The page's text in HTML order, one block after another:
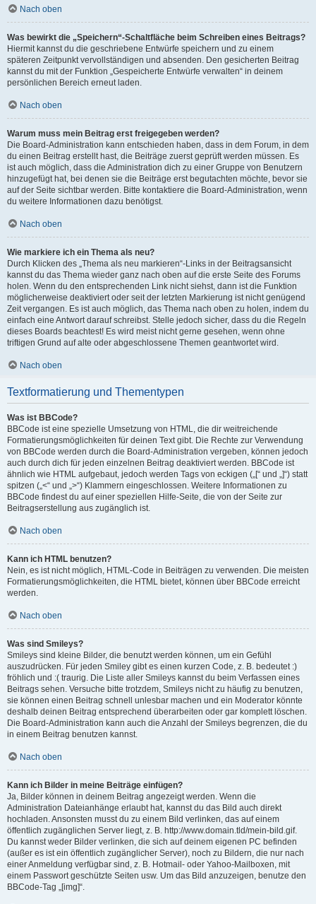
Nach oben
Was bewirkt die „Speichern“-Schaltfläche beim Schreiben eines Beitrags?
Hiermit kannst du die geschriebene Entwürfe speichern und zu einem
späteren Zeitpunkt vervollständigen und absenden. Den gesicherten Beitrag
kannst du mit der Funktion „Gespeicherte Entwürfe verwalten“ in deinem
persönlichen Bereich erneut laden.
Nach oben
Warum muss mein Beitrag erst freigegeben werden?
Die Board-Administration kann entschieden haben, dass in dem Forum, in dem
du einen Beitrag erstellt hast, die Beiträge zuerst geprüft werden müssen. Es
ist auch möglich, dass die Administration dich zu einer Gruppe von Benutzern
hinzugefügt hat, bei denen sie die Beiträge erst begutachten möchte, bevor sie
auf der Seite sichtbar werden. Bitte kontaktiere die Board-Administration, wenn
du weitere Informationen dazu benötigst.
Nach oben
Wie markiere ich ein Thema als neu?
Durch Klicken des „Thema als neu markieren“-Links in der Beitragsansicht
kannst du das Thema wieder ganz nach oben auf die erste Seite des Forums
holen. Wenn du den entsprechenden Link nicht siehst, dann ist die Funktion
möglicherweise deaktiviert oder seit der letzten Markierung ist nicht genügend
Zeit vergangen. Es ist auch möglich, das Thema nach oben zu holen, indem du
einfach eine Antwort darauf schreibst. Stelle jedoch sicher, dass du die Regeln
dieses Boards beachtest! Es wird meist nicht gerne gesehen, wenn ohne
triftigen Grund auf alte oder abgeschlossene Themen geantwortet wird.
Nach oben
Textformatierung und Thementypen
Was ist BBCode?
BBCode ist eine spezielle Umsetzung von HTML, die dir weitreichende
Formatierungsmöglichkeiten für deinen Text gibt. Die Rechte zur Verwendung
von BBCode werden durch die Board-Administration vergeben, können jedoch
auch durch dich für jeden einzelnen Beitrag deaktiviert werden. BBCode ist
ähnlich wie HTML aufgebaut, jedoch werden Tags von eckigen („[“ und „]“) statt
spitzen („<“ und „>“) Klammern eingeschlossen. Weitere Informationen zu
BBCode findest du auf einer speziellen Hilfe-Seite, die von der Seite zur
Beitragserstellung aus zugänglich ist.
Nach oben
Kann ich HTML benutzen?
Nein, es ist nicht möglich, HTML-Code in Beiträgen zu verwenden. Die meisten
Formatierungsmöglichkeiten, die HTML bietet, können über BBCode erreicht
werden.
Nach oben
Was sind Smileys?
Smileys sind kleine Bilder, die benutzt werden können, um ein Gefühl
auszudrücken. Für jeden Smiley gibt es einen kurzen Code, z. B. bedeutet :)
fröhlich und :( traurig. Die Liste aller Smileys kannst du beim Verfassen eines
Beitrags sehen. Versuche bitte trotzdem, Smileys nicht zu häufig zu benutzen,
sie können einen Beitrag schnell unlesbar machen und ein Moderator könnte
deshalb deinen Beitrag entsprechend überarbeiten oder gar komplett löschen.
Die Board-Administration kann auch die Anzahl der Smileys begrenzen, die du
in einem Beitrag benutzen kannst.
Nach oben
Kann ich Bilder in meine Beiträge einfügen?
Ja, Bilder können in deinem Beitrag angezeigt werden. Wenn die
Administration Dateianhänge erlaubt hat, kannst du das Bild auch direkt
hochladen. Ansonsten musst du zu einem Bild verlinken, das auf einem
öffentlich zugänglichen Server liegt, z. B. http://www.domain.tld/mein-bild.gif.
Du kannst weder Bilder verlinken, die sich auf deinem eigenen PC befinden
(außer es ist ein öffentlich zugänglicher Server), noch zu Bildern, die nur nach
einer Anmeldung verfügbar sind, z. B. Hotmail- oder Yahoo-Mailboxen, mit
einem Passwort geschützte Seiten usw. Um das Bild anzuzeigen, benutze den
BBCode-Tag „[img]“.